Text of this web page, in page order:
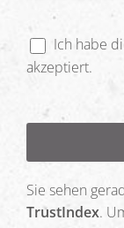
Ich habe
akzeptiert.
Bitte lasse
Bitte lasse
Bitte lasse
Sie sehen
TrustIndex.